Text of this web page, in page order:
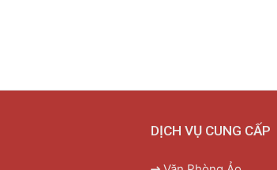
DỊCH VỤ CUNG CẤP